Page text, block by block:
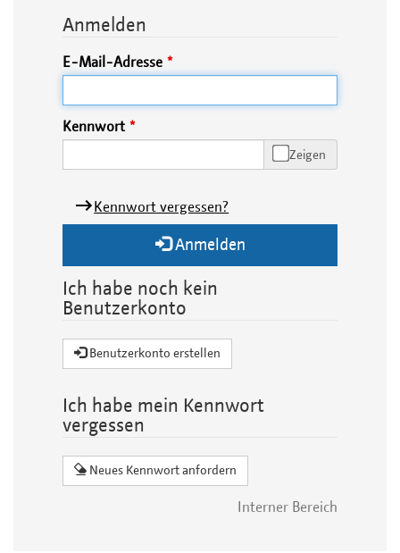
Anmelden
E-Mail-Adresse
Kennwort
Zeigen
Kennwort vergessen?
Anmelden
Ich habe noch kein
Benutzerkonto
Benutzerkonto erstellen
Ich habe mein Kennwort
vergessen
Neues Kennwort anfordern
Interner Bereich